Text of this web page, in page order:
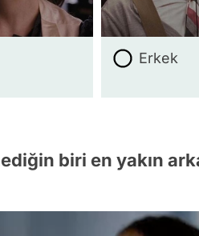
Erkek
biri en yakın